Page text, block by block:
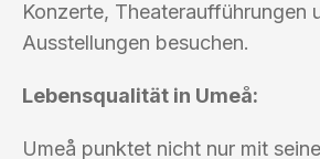
Konzerte, Theateraufführungen
Ausstellungen besuchen.
Lebensqualität in Umeå:
Umeå punktet nicht nur mit